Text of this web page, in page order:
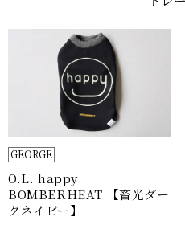
GEORGE
O.L. happy
BOMBERHEAT 【畜光ダー
クネイビー】